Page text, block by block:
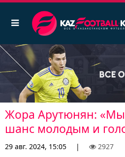
Жора Арутюнян: «Мы
шанс молодым и
29 авг. 2024, 15:05 | 2927